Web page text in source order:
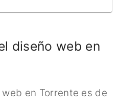
diseño web en
en Torrente es de